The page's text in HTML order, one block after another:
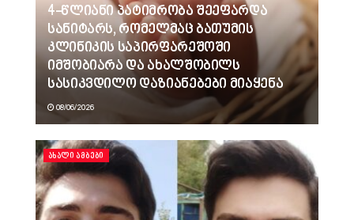
4-წლიანი პატიმრობა შეეფარდა
სანიტარს, რომელმაც ბათუმის
კლინიკის საპირფარეშოში
იმშობიარა და ახალშობილს
სასიკვდილო დაზიანებები მიაყენა
08/06/2026
ᲐᲮᲐᲚᲘ ᲐᲛᲑᲔᲑᲘ